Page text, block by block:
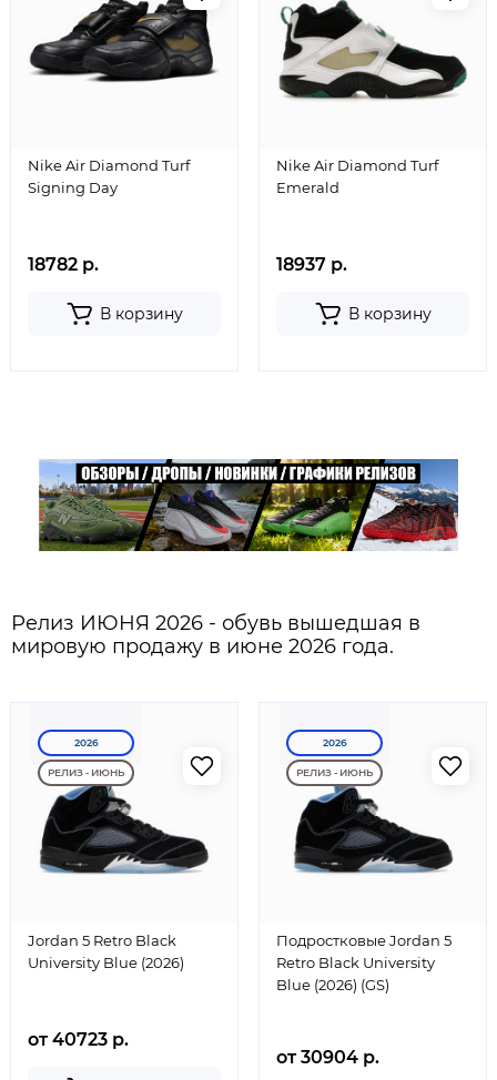
Nike Air Diamond Turf
Signing Day
18782 р.
В корзину
Nike Air Diamond Turf
Emerald
18937 р.
В корзину
Релиз ИЮНЯ 2026 - обувь вышедшая в
мировую продажу в июне 2026 года.
2026
РЕЛИЗ - ИЮНЬ
Jordan 5 Retro Black
University Blue (2026)
от 40723 р.
2026
РЕЛИЗ - ИЮНЬ
Подростковые Jordan 5
Retro Black University
Blue (2026) (GS)
от 30904 р.